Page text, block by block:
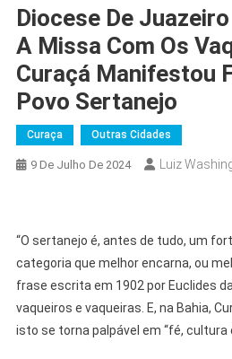
Diocese De
A Missa Com Os
Curaçá Manifestou
Povo Sertanejo
Curaça Outras Cidades
9 De Julho De 2024 Luiz
“O sertanejo é, antes de tudo, um
categoria que melhor encarna, ou
frase escrita em 1902 por Euclides
vaqueiros e vaqueiras. E, na Bahia,
isto se torna palpável em “fé, cultura